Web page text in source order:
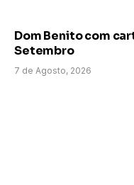
Dom Benito com
Setembro
7 de Agosto, 2026